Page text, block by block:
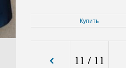
Купить
11 / 11